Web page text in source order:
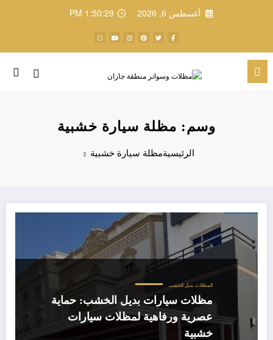
أغسطس 6, 2026 1:50:29 PM
وسم: مظلة سيارة خشبية
الرئيسيةمظلة سيارة خشبية
المظلات بديل الخشب
مظلات سيارات بديل الخشب: حماية
عصرية ورفاهية لمظلات سيارات
خشبية